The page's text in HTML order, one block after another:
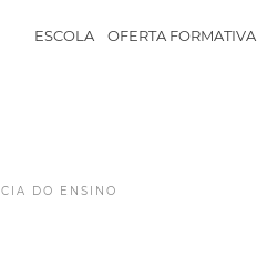
ESCOLA OFERTA FORMATIVA
DO ENSINO